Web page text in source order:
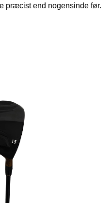
præcist end nogensinde før.